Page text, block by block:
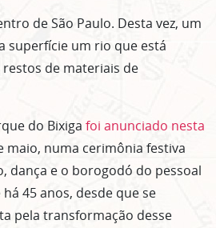
de São Paulo. Desta vez, um
superfície um rio que está
de materiais de
do Bixiga foi anunciado nesta
maio, numa cerimônia festiva
dança e o borogodó do pessoal
45 anos, desde que se
pela transformação desse